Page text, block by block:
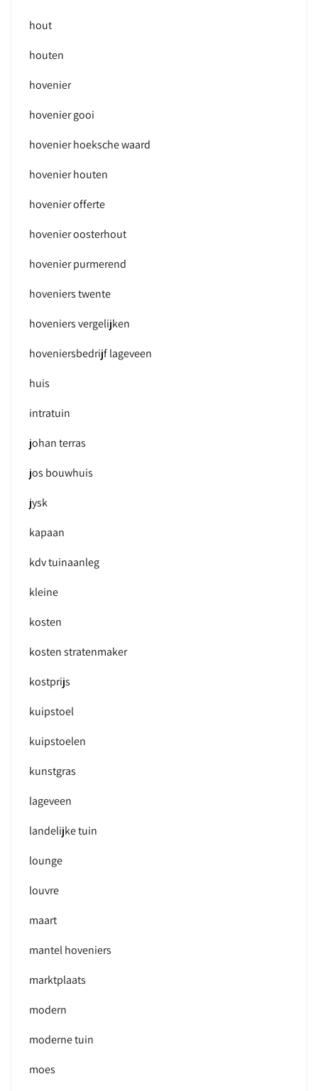
hout
houten
hovenier
hovenier gooi
hovenier hoeksche waard
hovenier houten
hovenier offerte
hovenier oosterhout
hovenier purmerend
hoveniers twente
hoveniers vergelijken
hoveniersbedrijf lageveen
huis
intratuin
johan terras
jos bouwhuis
jysk
kapaan
kdv tuinaanleg
kleine
kosten
kosten stratenmaker
kostprijs
kuipstoel
kuipstoelen
kunstgras
lageveen
landelijke tuin
lounge
louvre
maart
mantel hoveniers
marktplaats
modern
moderne tuin
moes